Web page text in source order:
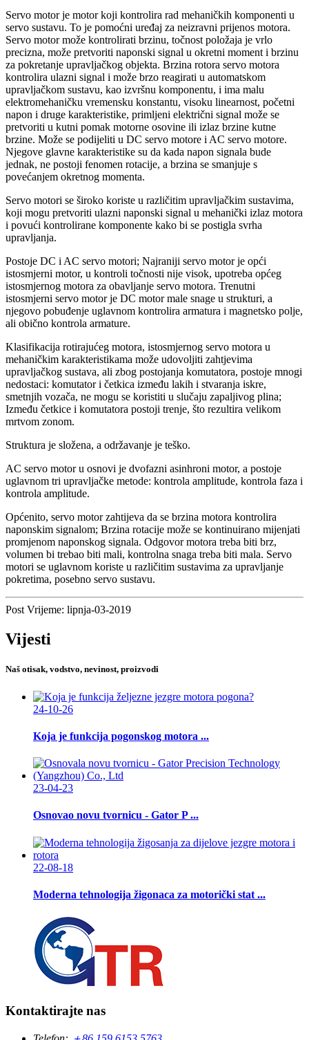
Servo motor je motor koji kontrolira rad mehaničkih komponenti u
servo sustavu. To je pomoćni uređaj za neizravni prijenos motora.
Servo motor može kontrolirati brzinu, točnost položaja je vrlo
precizna, može pretvoriti naponski signal u okretni moment i brzinu
za pokretanje upravljačkog objekta. Brzina rotora servo motora
kontrolira ulazni signal i može brzo reagirati u automatskom
upravljačkom sustavu, kao izvršnu komponentu, i ima malu
elektromehaničku vremensku konstantu, visoku linearnost, početni
napon i druge karakteristike, primljeni električni signal može se
pretvoriti u kutni pomak motorne osovine ili izlaz brzine kutne
brzine. Može se podijeliti u DC servo motore i AC servo motore.
Njegove glavne karakteristike su da kada napon signala bude
jednak, ne postoji fenomen rotacije, a brzina se smanjuje s
povećanjem okretnog momenta.
Servo motori se široko koriste u različitim upravljačkim sustavima,
koji mogu pretvoriti ulazni naponski signal u mehanički izlaz motora
i povući kontrolirane komponente kako bi se postigla svrha
upravljanja.
Postoje DC i AC servo motori; Najraniji servo motor je opći
istosmjerni motor, u kontroli točnosti nije visok, upotreba općeg
istosmjernog motora za obavljanje servo motora. Trenutni
istosmjerni servo motor je DC motor male snage u strukturi, a
njegovo pobuđenje uglavnom kontrolira armatura i magnetsko polje,
ali obično kontrola armature.
Klasifikacija rotirajućeg motora, istosmjernog servo motora u
mehaničkim karakteristikama može udovoljiti zahtjevima
upravljačkog sustava, ali zbog postojanja komutatora, postoje mnogi
nedostaci: komutator i četkica između lakih i stvaranja iskre,
smetnjih vozača, ne mogu se koristiti u slučaju zapaljivog plina;
Između četkice i komutatora postoji trenje, što rezultira velikom
mrtvom zonom.
Struktura je složena, a održavanje je teško.
AC servo motor u osnovi je dvofazni asinhroni motor, a postoje
uglavnom tri upravljačke metode: kontrola amplitude, kontrola faza i
kontrola amplitude.
Općenito, servo motor zahtijeva da se brzina motora kontrolira
naponskim signalom; Brzina rotacije može se kontinuirano mijenjati
promjenom naponskog signala. Odgovor motora treba biti brz,
volumen bi trebao biti mali, kontrolna snaga treba biti mala. Servo
motori se uglavnom koriste u različitim sustavima za upravljanje
pokretima, posebno servo sustavu.
Post Vrijeme: lipnja-03-2019
Vijesti
Naš otisak, vodstvo, nevinost, proizvodi
24-10-26
Koja je funkcija pogonskog motora ...
23-04-23
Osnovao novu tvornicu - Gator P ...
22-08-18
Moderna tehnologija žigonaca za motorički stat ...
Kontaktirajte nas